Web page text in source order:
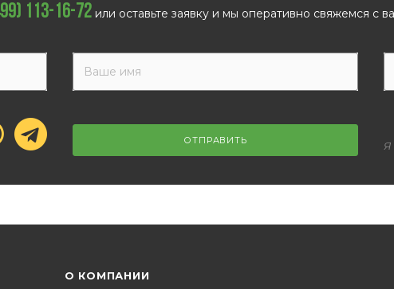
113-16-72 или оставьте заявку и мы оперативно свяжемся с
ОТПРАВИТЬ Я
О КОМПАНИИ